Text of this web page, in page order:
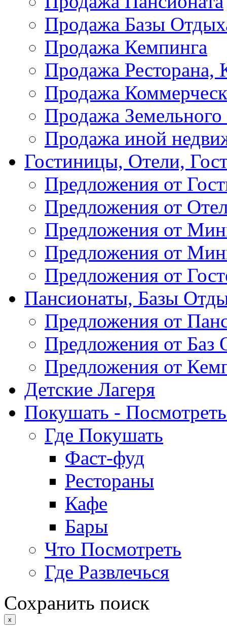
Продажа Базы
Продажа Кемпинга
Продажа Ресторана,
Продажа
Продажа Земельного
Продажа иной
Гостиницы, Отели,
Предложения от
Предложения от
Предложения от
Предложения от
Предложения от
Пансионаты, Базы
Предложения от
Предложения от Баз
Предложения от
Детские Лагеря
Покушать - Посмотреть
Где Покушать
Фаст-фуд
Рестораны
Кафе
Бары
Что Посмотреть
Где Развлечься
Сохранить поиск
x